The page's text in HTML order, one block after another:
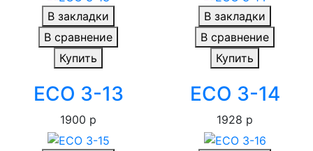
В закладки
В сравнение
Купить
ECO 3-13
1900 р
В закладки
В сравнение
Купить
ECO 3-14
1928 р